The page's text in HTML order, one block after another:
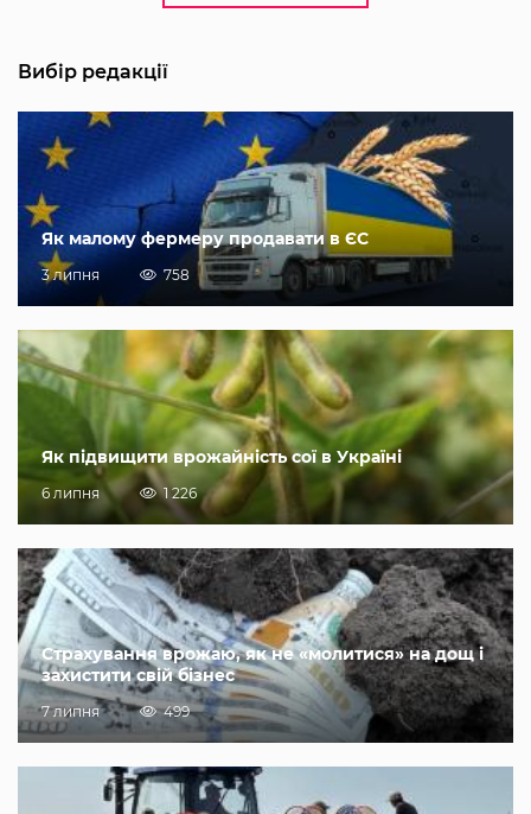
Вибір редакції
Як малому фермеру продавати в ЄС
3 липня 758
Як підвищити врожайність сої в Україні
6 липня 1 226
Страхування врожаю, як не «молитися» на дощ і
захистити свій бізнес
7 липня 499